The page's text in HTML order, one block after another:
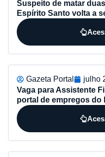
Suspeito de matar
Espírito Santo volta a
Gazeta Portal julho
Vaga para Assistente
portal de empregos do